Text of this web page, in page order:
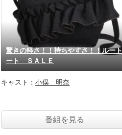
驚きの軽さ！！持ちやすさ！！ルート
ート ＳＡＬＥ
キャスト： 小俣 明奈
番組を見る